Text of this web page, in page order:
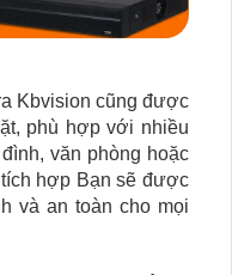
Kbvision cũng được
phù hợp với nhiều
văn phòng hoặc
hợp Bạn sẽ được
và an toàn cho mọi